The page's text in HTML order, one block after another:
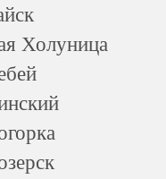
Холуница